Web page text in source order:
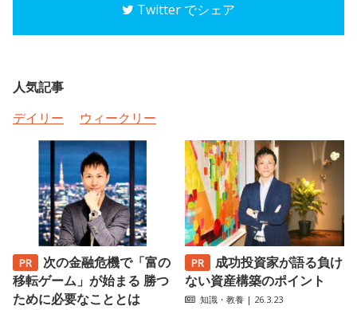
Twitter でシェア
人気記事
デイリー
ウィークリー
次の金融危機で「富の
移転ゲーム」が始まる 勝つ
ために必要なこととは
成功投資家が語る負け
ない資産構築のポイント
知識・教養 | 26.3.23